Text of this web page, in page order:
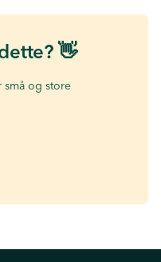
👋
små og store